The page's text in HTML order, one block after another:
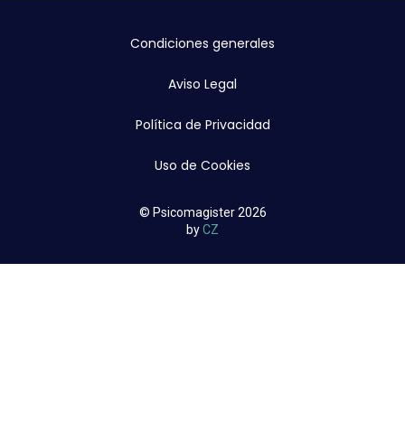
Condiciones generales
Aviso Legal
Política de Privacidad
Uso de Cookies
© Psicomagister 2026
byCZ